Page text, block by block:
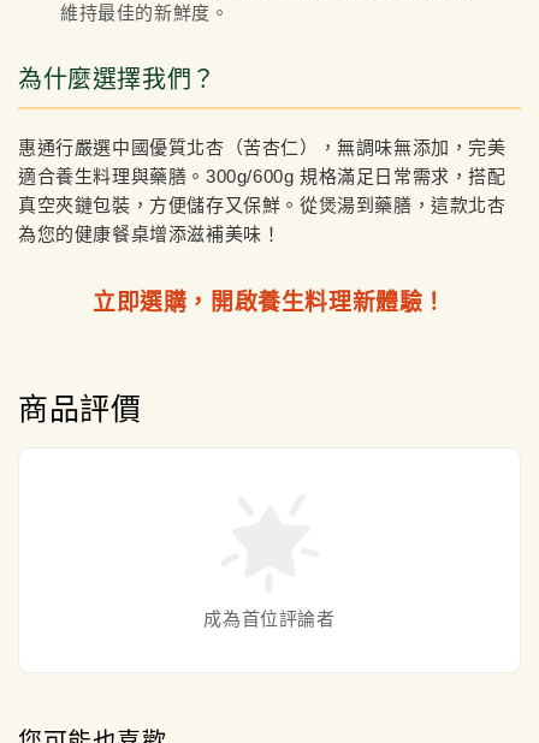
維持最佳的新鮮度。
為什麼選擇我們？
惠通行嚴選中國優質北杏（苦杏仁），無調味無添加，完美
適合養生料理與藥膳。300g/600g 規格滿足日常需求，搭配
真空夾鏈包裝，方便儲存又保鮮。從煲湯到藥膳，這款北杏
為您的健康餐桌增添滋補美味！
立即選購，開啟養生料理新體驗！
商品評價
成為首位評論者